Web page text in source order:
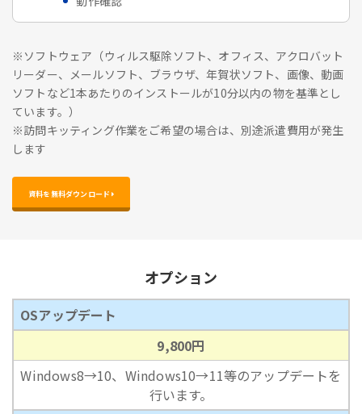
※ソフトウェア（ウィルス駆除ソフト、オフィス、アクロバット
リーダー、メールソフト、ブラウザ、年賀状ソフト、画像、動画
ソフトなど1本あたりのインストールが10分以内の物を基準とし
ています。）
※訪問キッティング作業をご希望の場合は、別途派遣費用が発生
します
資料を無料ダウンロード
オプション
OSアップデート
9,800円
Windows8→10、Windows10→11等のアップデートを
行います。